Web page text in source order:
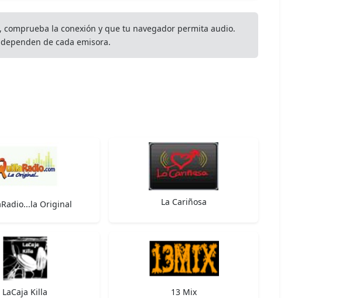
comprueba la conexión y que tu navegador permita audio.
de cada emisora.
Original La Cariñosa
LaCaja Killa 13 Mix